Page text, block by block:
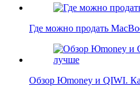
Где можно продать
Обзор Юmoney и QIWI.